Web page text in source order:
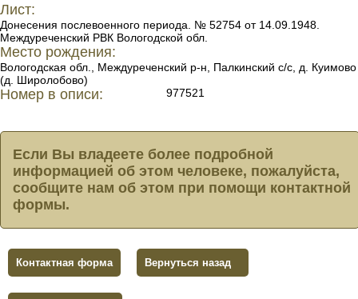
Лист:
Донесения послевоенного периода. № 52754 от 14.09.1948.
Междуреченский РВК Вологодской обл.
Место рождения:
Вологодская обл., Междуреченский р-н, Палкинский с/с, д. Куимово
(д. Широлобово)
Номер в описи: 977521
Если Вы владеете более подробной
информацией об этом человеке, пожалуйста,
сообщите нам об этом при помощи контактной
формы.
Контактная форма Вернуться назад